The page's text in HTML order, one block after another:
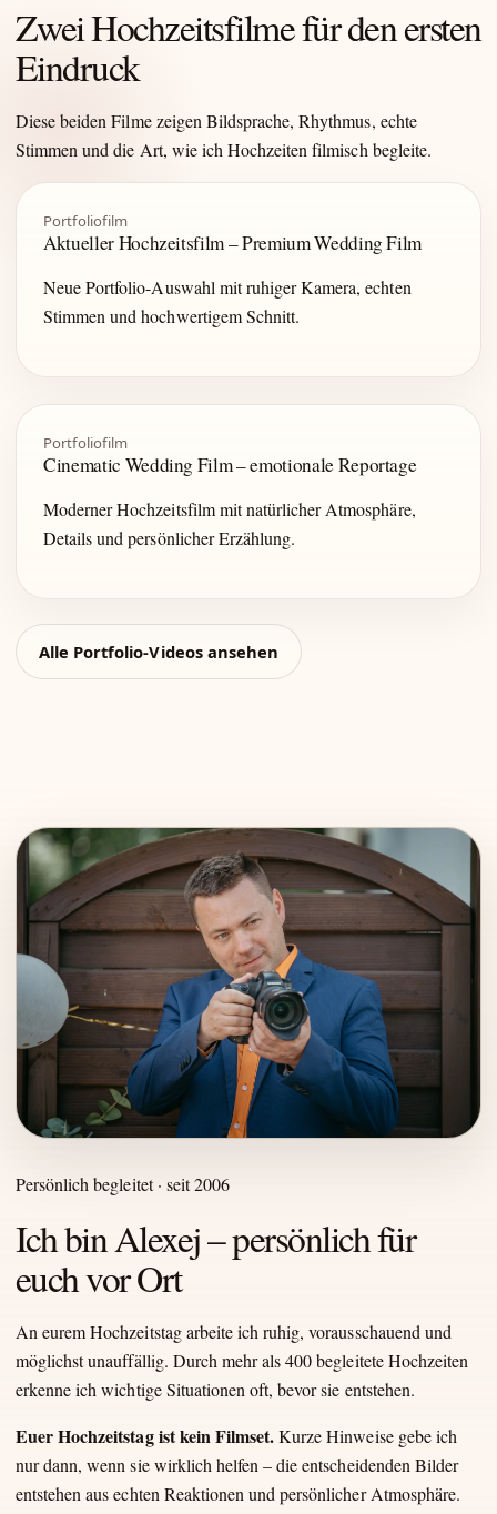
Zwei Hochzeitsfilme für den ersten
Eindruck
Diese beiden Filme zeigen Bildsprache, Rhythmus, echte
Stimmen und die Art, wie ich Hochzeiten filmisch begleite.
Portfoliofilm
Aktueller Hochzeitsfilm – Premium Wedding Film
Neue Portfolio-Auswahl mit ruhiger Kamera, echten
Stimmen und hochwertigem Schnitt.
Portfoliofilm
Cinematic Wedding Film – emotionale Reportage
Moderner Hochzeitsfilm mit natürlicher Atmosphäre,
Details und persönlicher Erzählung.
Alle Portfolio-Videos ansehen
Persönlich begleitet · seit 2006
Ich bin Alexej – persönlich für
euch vor Ort
An eurem Hochzeitstag arbeite ich ruhig, vorausschauend und
möglichst unauffällig. Durch mehr als 400 begleitete Hochzeiten
erkenne ich wichtige Situationen oft, bevor sie entstehen.
Euer Hochzeitstag ist kein Filmset.Kurze Hinweise gebe ich
nur dann, wenn sie wirklich helfen – die entscheidenden Bilder
entstehen aus echten Reaktionen und persönlicher Atmosphäre.